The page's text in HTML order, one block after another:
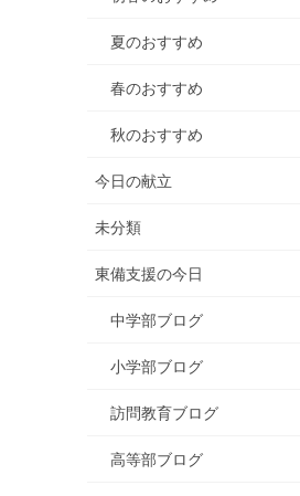
夏のおすすめ
春のおすすめ
秋のおすすめ
今日の献立
未分類
東備支援の今日
中学部ブログ
小学部ブログ
訪問教育ブログ
高等部ブログ